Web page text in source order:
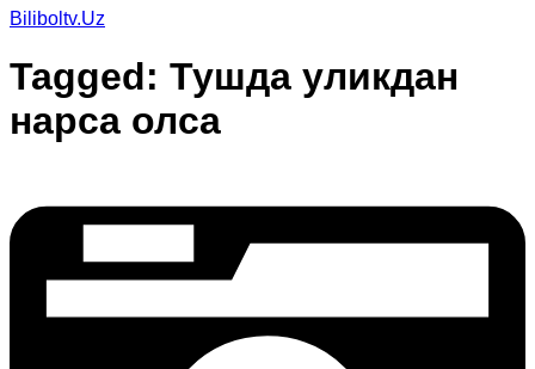
Biliboltv.Uz
Tagged: Тушда уликдан
нарса олса